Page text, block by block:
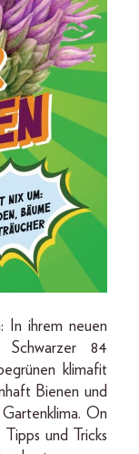
In ihrem neuen
Schwarzer 84
klimafit
Bienen und
On
und Tricks